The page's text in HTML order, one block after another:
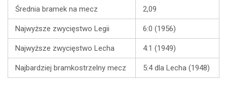
Średnia bramek na mecz 2,09
Najwyższe zwycięstwo Legii 6:0 (1956)
Najwyższe zwycięstwo Lecha 4:1 (1949)
Najbardziej bramkostrzelny mecz 5:4 dla Lecha (1948)